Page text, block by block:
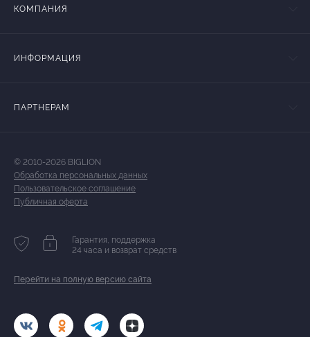
КОМПАНИЯ
ИНФОРМАЦИЯ
ПАРТНЕРАМ
© 2010-2026 BIGLION
Обработка персональных данных
Пользовательское соглашение
Публичная оферта
Гарантия, поддержка
24 часа и возврат средств
Перейти на полную версию сайта